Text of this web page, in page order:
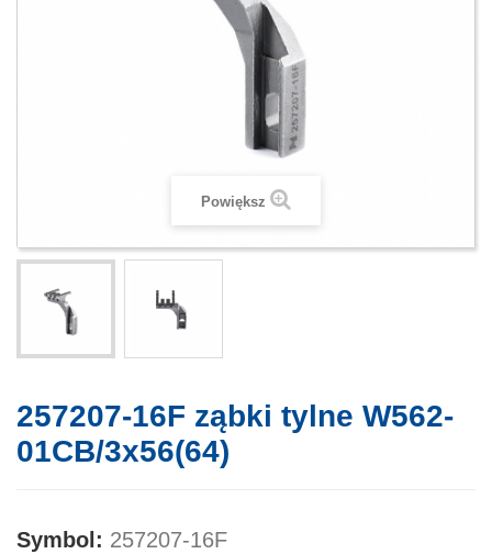
Powiększ
257207-16F ząbki tylne W562-
01CB/3x56(64)
Symbol: 257207-16F